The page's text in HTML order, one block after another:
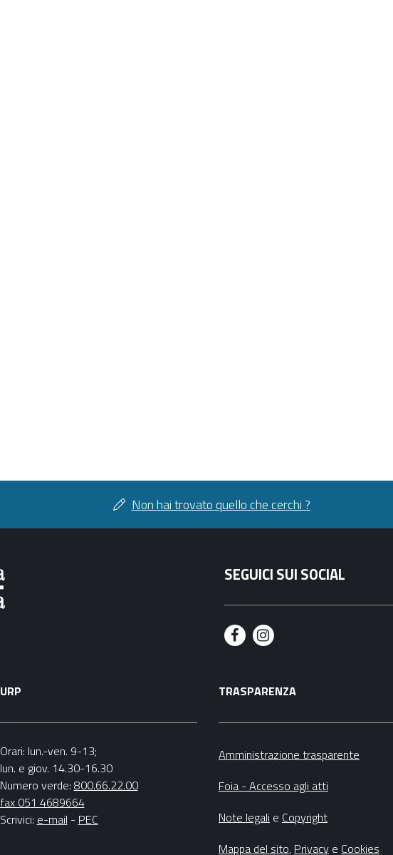
Non hai trovato quello che cerchi ?
SEGUICI SUI SOCIAL
F
c
e
o
k
I
s
t
r
a
m
URP
Orari: lun.-ven. 9-13;
lun. e giov. 14.30-16.30
Numero verde: 800.66.22.00
fax 051 4689664
Scrivici: e-mail - PEC
TRASPARENZA
Amministrazione trasparente
Foia - Accesso agli atti
Note legali e Copyright
Mappa del sito, Privacy e Cookies